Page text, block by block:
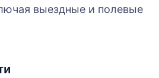
выездные и полевые